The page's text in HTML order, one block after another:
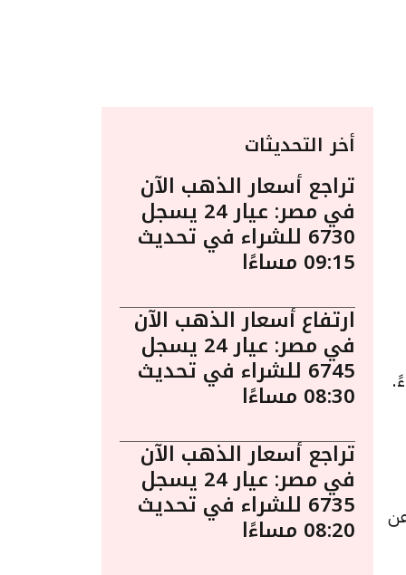
9:40 مساءً.
5 جنيهات عن
أخر التحديثات
تراجع أسعار الذهب الآن
في مصر: عيار 24 يسجل
6730 للشراء في تحديث
09:15 مساءًا
ارتفاع أسعار الذهب الآن
في مصر: عيار 24 يسجل
6745 للشراء في تحديث
08:30 مساءًا
تراجع أسعار الذهب الآن
في مصر: عيار 24 يسجل
6735 للشراء في تحديث
08:20 مساءًا